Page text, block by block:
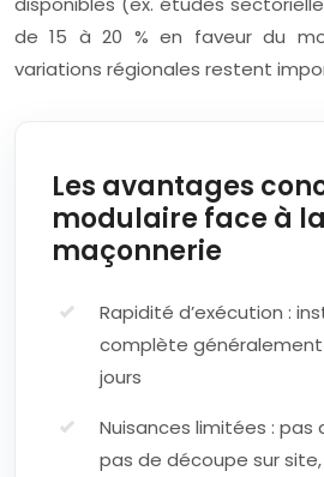
de 15 à 20 % en faveur du
variations régionales restent
Les avantages
modulaire face à la
maçonnerie
Rapidité d’exécution :
complète généralement
jours
Nuisances limitées : pas
pas de découpe sur